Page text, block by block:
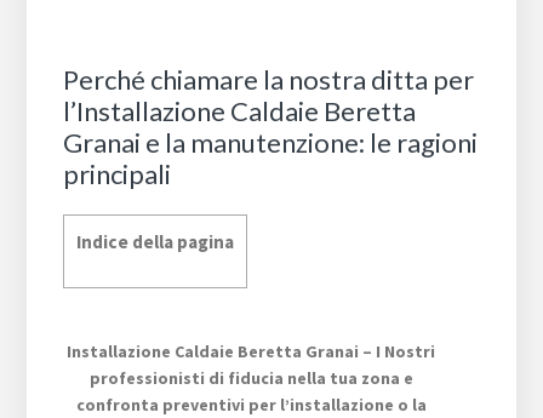
Perché chiamare la nostra ditta per
l’Installazione Caldaie Beretta
Granai e la manutenzione: le ragioni
principali
Indice della pagina
Installazione Caldaie Beretta Granai – I Nostri
professionisti di fiducia nella tua zona e
confronta preventivi per l’installazione o la